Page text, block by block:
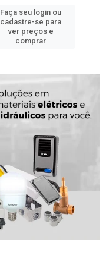
Faça seu login ou
cadastre-se para
ver preços e
comprar